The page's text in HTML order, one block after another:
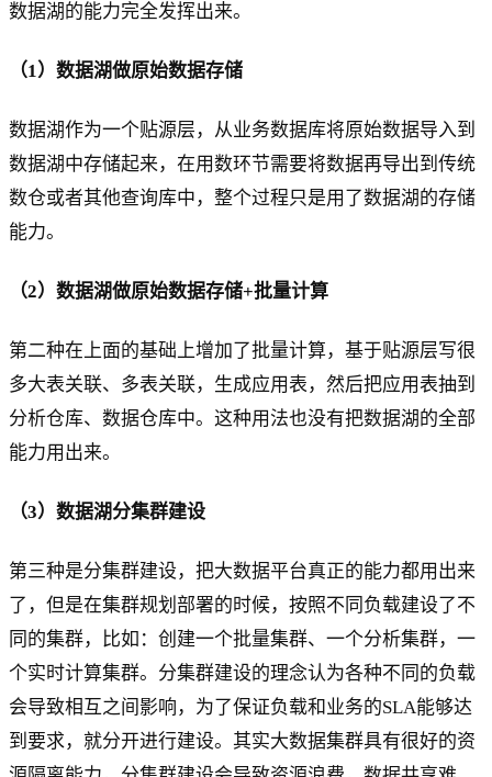
数据湖的能力完全发挥出来。
（1）数据湖做原始数据存储
数据湖作为一个贴源层，从业务数据库将原始数据导入到
数据湖中存储起来，在用数环节需要将数据再导出到传统
数仓或者其他查询库中，整个过程只是用了数据湖的存储
能力。
（2）数据湖做原始数据存储+批量计算
第二种在上面的基础上增加了批量计算，基于贴源层写很
多大表关联、多表关联，生成应用表，然后把应用表抽到
分析仓库、数据仓库中。这种用法也没有把数据湖的全部
能力用出来。
（3）数据湖分集群建设
第三种是分集群建设，把大数据平台真正的能力都用出来
了，但是在集群规划部署的时候，按照不同负载建设了不
同的集群，比如：创建一个批量集群、一个分析集群，一
个实时计算集群。分集群建设的理念认为各种不同的负载
会导致相互之间影响，为了保证负载和业务的SLA能够达
到要求，就分开进行建设。其实大数据集群具有很好的资